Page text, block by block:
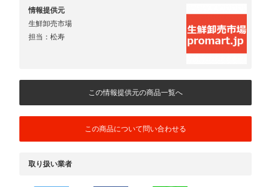
情報提供元
生鮮卸売市場
担当：松寿
この情報提供元の商品一覧へ
この商品について問い合わせる
取り扱い業者